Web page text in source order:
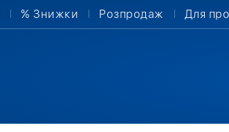
% Знижки Розпродаж Для